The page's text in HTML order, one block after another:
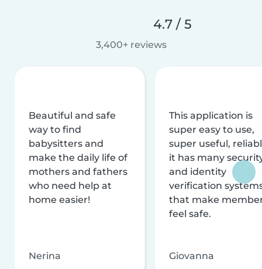
4.7 / 5
3,400+ reviews
Beautiful and safe
way to find
babysitters and
make the daily life of
mothers and fathers
who need help at
home easier!
Nerina
This application is
super easy to use,
super useful,
it has many
and identity
verification
that make
feel safe.
Giovanna